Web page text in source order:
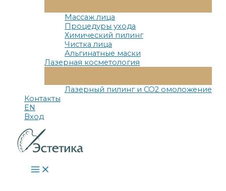
Меню
Массаж лица
Процедуры ухода
Химический пилинг
Чистка лица
Альгинатные маски
Лазерная косметология
Меню
Лазерный пилинг и СО2 омоложение
Контакты
EN
Вход
Main
Menu